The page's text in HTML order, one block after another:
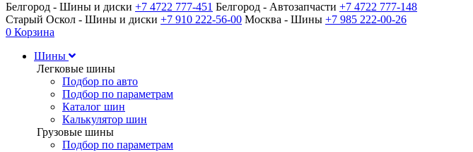
Белгород - Шины и диски +7 4722 777-451 Белгород - Автозапчасти +7 4722 777-148
Старый Оскол - Шины и диски +7 910 222-56-00 Москва - Шины +7 985 222-00-26
0 Корзина
Шины
Легковые шины
Подбор по авто
Подбор по параметрам
Каталог шин
Калькулятор шин
Грузовые шины
Подбор по параметрам